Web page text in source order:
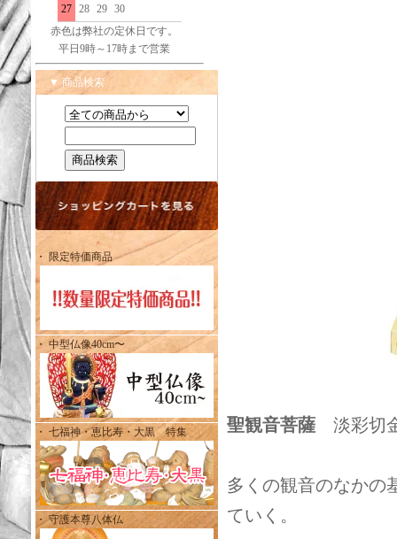
27 28 29 30
赤色は弊社の定休日です。
平日9時～17時まで営業
▼ 商品検索
・ 限定特価商品
・ 中型仏像40cm〜
・ 七福神・恵比寿・大黒 特集
・ 守護本尊八体仏
聖観音菩薩 淡彩切
多くの観音のなかの
ていく。